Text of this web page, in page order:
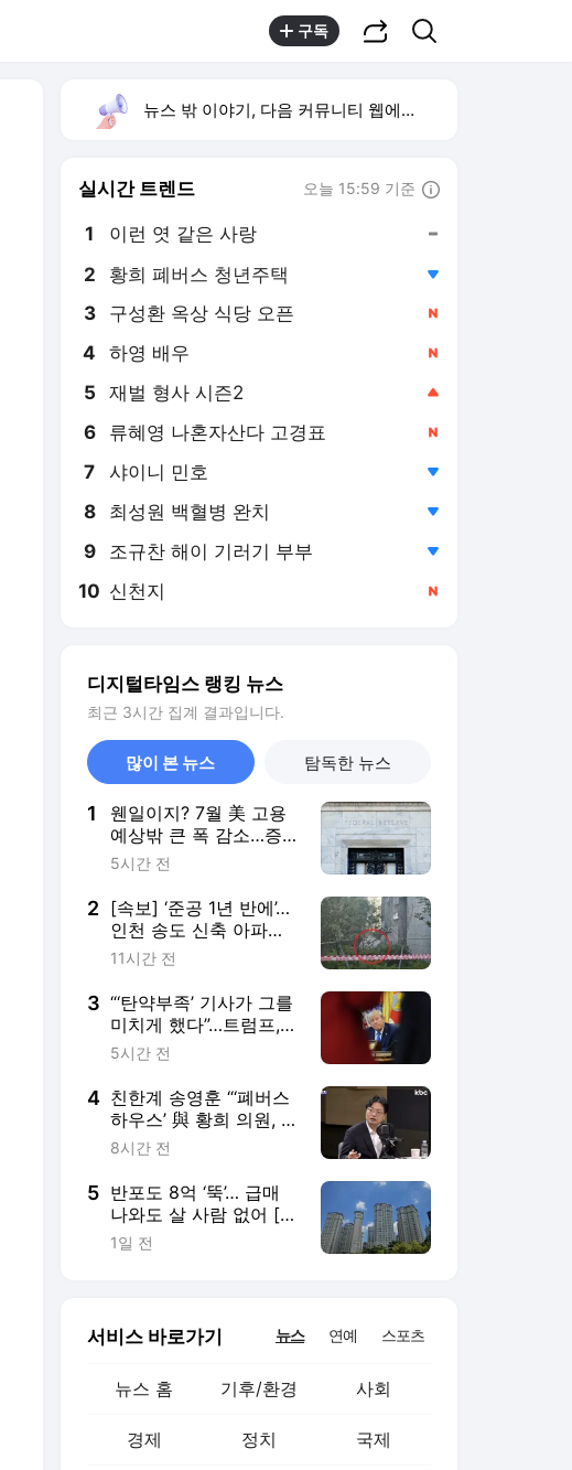
구독
뉴스 밖 이야기, 다음 커뮤니티 웹에서 보기
실시간 트렌드 오늘 15:59 기준
1 이런 엿 같은 사랑
2 황희 폐버스 청년주택
3 구성환 옥상 식당 오픈
4 하영 배우
5 재벌 형사 시즌2
6 류혜영 나혼자산다 고경표
7 샤이니 민호
8 최성원 백혈병 완치
9 조규찬 해이 기러기 부부
10 신천지
디지털타임스 랭킹 뉴스
최근 3시간 집계 결과입니다.
많이 본 뉴스 탐독한 뉴스
1
웬일이지? 7월 美 고용
예상밖 큰 폭 감소…증
시·금리에 영향 미칠까
5시간 전
2 [속보] ‘준공 1년 반에’…
인천 송도 신축 아파트
테라스 무너져
11시간 전
3 “‘탄약부족’ 기사가 그를
미치게 했다”…트럼프,
정보 유출자 색출 지시
5시간 전
4 친한계 송영훈 “‘폐버스
하우스’ 與 황희 의원, 목
동 주민·청년에 ‘만배 사
8시간 전
5 반포도 8억 ‘뚝’… 급매
나와도 살 사람 없어 [안
다솜의 家봄]
1일 전
서비스 바로가기 뉴스 연예 스포츠
뉴스 홈 기후/환경 사회
경제 정치 국제